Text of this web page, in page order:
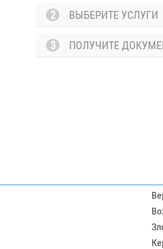
2 ВЫБЕРИТЕ УСЛУГИ
3 ПОЛУЧИТЕ